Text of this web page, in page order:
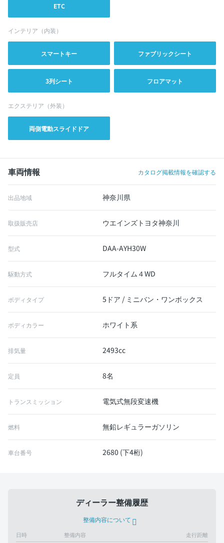
ETC
インテリア（内装）
スマートキー ファブリックシート
3列シート フロアマット
エクステリア（外装）
両側電動スライドドア
車両情報 カタログ掲載情報を確認する
出品地域 神奈川県
取扱販売店 ウエインズトヨタ神奈川
型式 DAA-AYH30W
駆動方式 フルタイム４WD
ボディタイプ 5ドア / ミニバン・ワンボックス
ボディカラー ホワイト系
排気量 2493cc
定員 8名
トランスミッション 電気式無段変速機
燃料 無鉛レギュラーガソリン
車台番号 2680 (下4桁)
ディーラー整備履歴
整備内容について
日時 整備内容 走行距離